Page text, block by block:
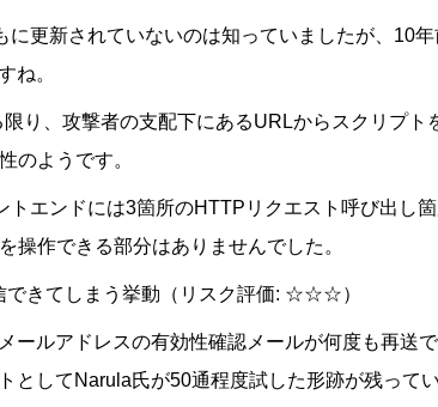
に更新されていないのは知っていましたが、10
ね。
限り、攻撃者の支配下にあるURLからスクリプト
のようです。
トエンドには3箇所のHTTPリクエスト呼び出し
操作できる部分はありませんでした。
できてしまう挙動（リスク評価: ☆☆☆）
ールアドレスの有効性確認メールが何度も再送
としてNarula氏が50通程度試した形跡が残ってい